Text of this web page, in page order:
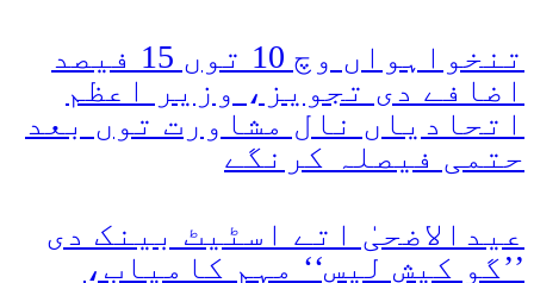
تنخواہواں وچ 10 توں 15 فیصد
اضافے دی تجویز، وزیر اعظم
اتحادیاں نال مشاورت توں بعد
حتمی فیصلہ کرنگے
عیدالاضحیٰ اتے اسٹیٹ بینک دی
’’گو کیش لیس‘‘ مہم کامیاب،